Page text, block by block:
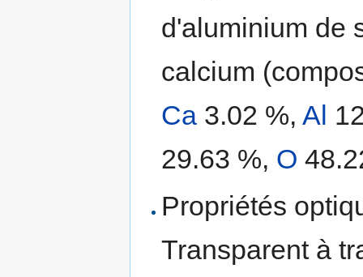
d'aluminium de
calcium
Ca 3.02 %,Al
29.63 %, O
Propriétés
Transparent à